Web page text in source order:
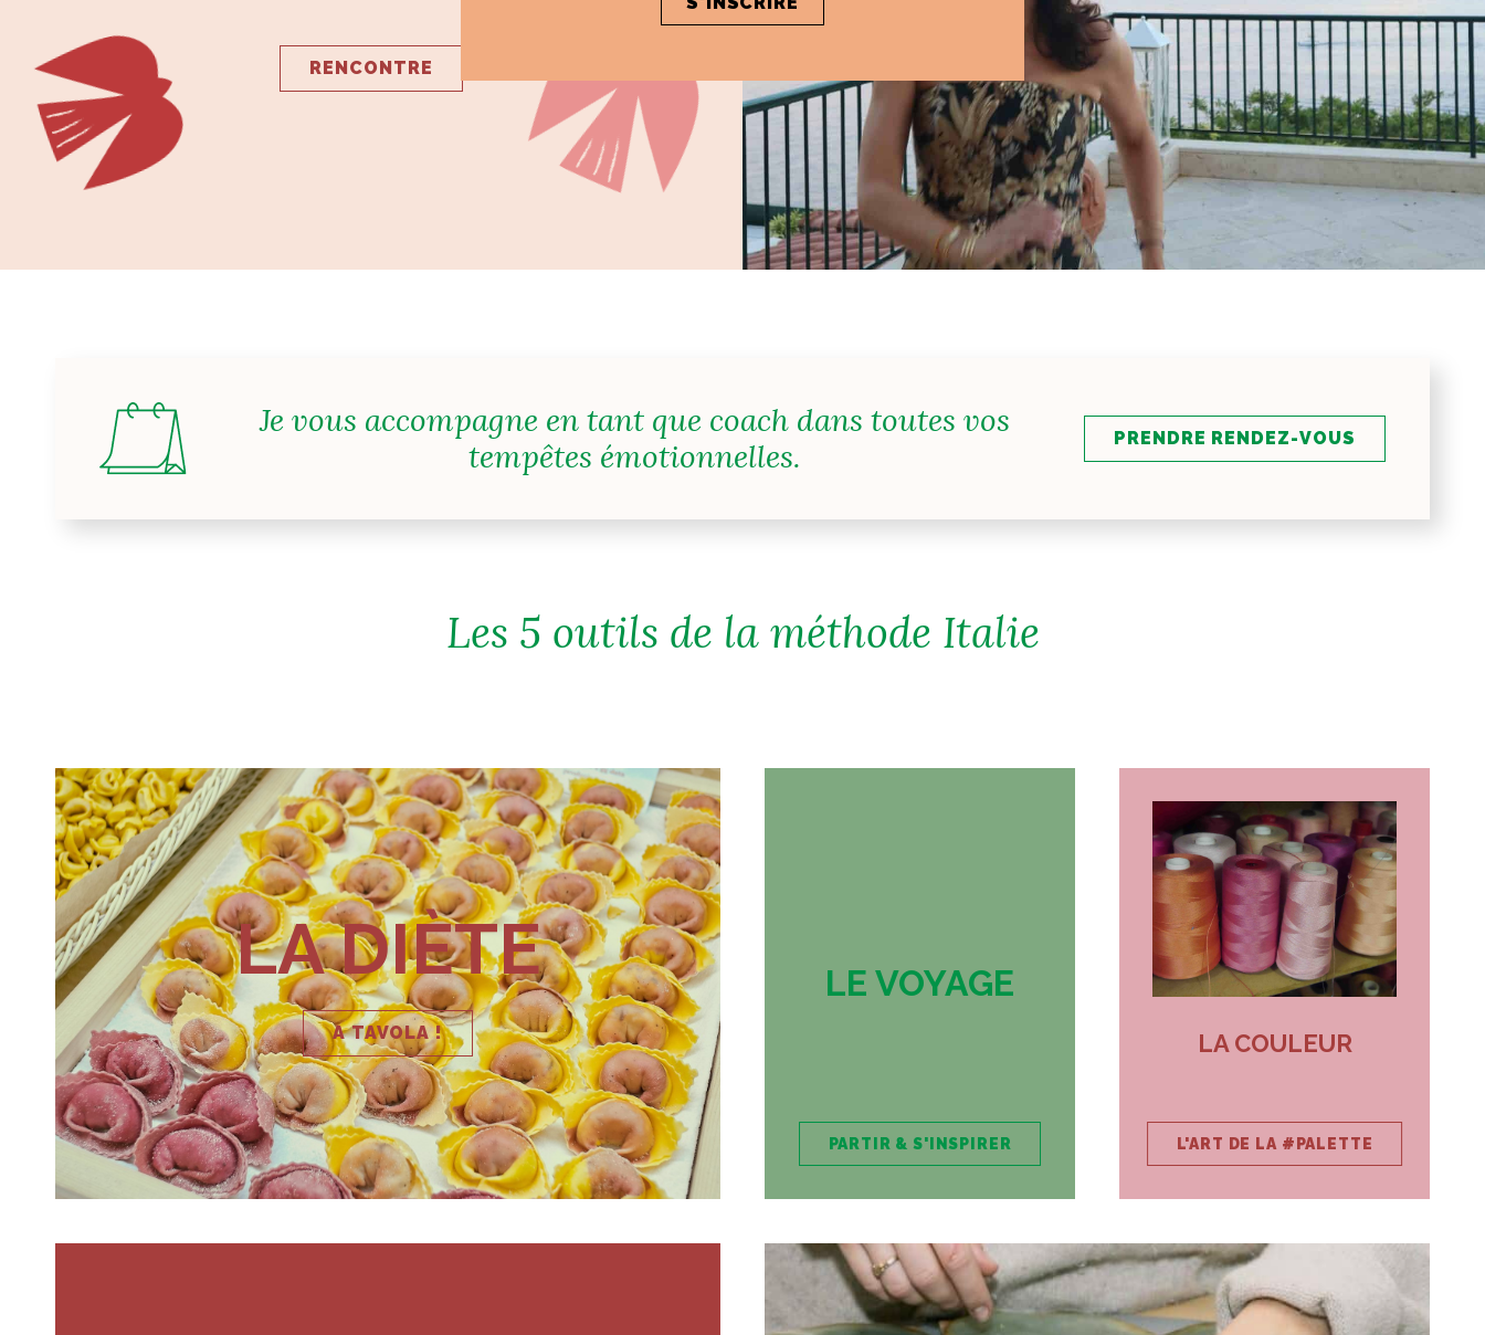
RENCONTRE
Je vous accompagne en tant que coach dans toutes vos
tempêtes émotionnelles.
PRENDRE RENDEZ-VOUS
Les 5 outils de la méthode Italie
LA DIÈTE
A TAVOLA !
LE VOYAGE
PARTIR & S'INSPIRER
LA COULEUR
L'ART DE LA #PALETTE